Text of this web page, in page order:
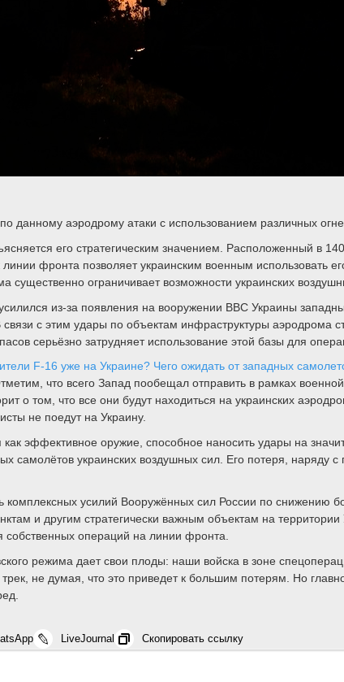
данному аэродрому атаки с использованием различных
его стратегическим значением. Расположенный в
фронта позволяет украинским военным использовать
существенно ограничивает возможности украинских
из-за появления на вооружении ВВС Украины
с этим удары по объектам инфраструктуры аэродрома
серьёзно затрудняет использование этой базы для
F-16 уже на Украине? Чего ожидать от западных
что всего Запад пообещал отправить в рамках
о том, что все они будут находиться на украинских
не поедут на Украину.
эффективное оружие, способное наносить удары на
самолётов украинских воздушных сил. Его потеря, наряду
усилий Вооружённых сил России по снижению
и другим стратегически важным объектам на
собственных операций на линии фронта.
режима дает свои плоды: наши войска в зоне
не думая, что это приведет к большим потерям. Но
LiveJournal Скопировать ссылку